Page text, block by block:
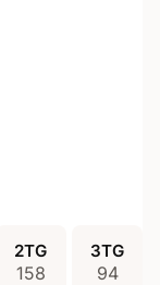
2TG
158
3TG
94